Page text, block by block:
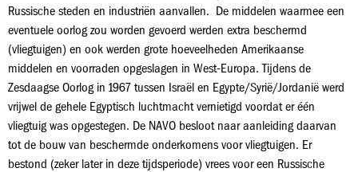
Russische steden en industriën aanvallen. De middelen waarmee een
eventuele oorlog zou worden gevoerd werden extra beschermd
(vliegtuigen) en ook werden grote hoeveelheden Amerikaanse
middelen en voorraden opgeslagen in West-Europa. Tijdens de
Zesdaagse Oorlog in 1967 tussen Israël en Egypte/Syrië/Jordanië werd
vrijwel de gehele Egyptisch luchtmacht vernietigd voordat er één
vliegtuig was opgestegen. De NAVO besloot naar aanleiding daarvan
tot de bouw van beschermde onderkomens voor vliegtuigen. Er
bestond (zeker later in deze tijdsperiode) vrees voor een Russische